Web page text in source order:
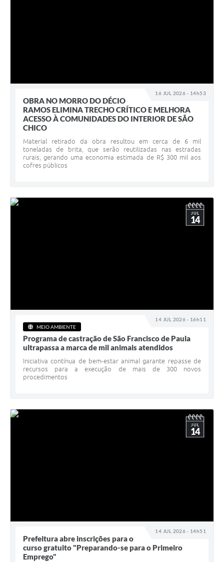
16 JUL 2026 - 14h53
OBRA NO MORRO DO DÉCIO
RAMOS ELIMINA TRECHO CRÍTICO E MELHORA
ACESSO À COMUNIDADES DO INTERIOR DE SÃO
CHICO
Material retirado da obra resultou em cerca de 6 mil
toneladas de brita, que serão reutilizadas nas estradas
rurais, gerando uma economia estimada de R$ 300 mil aos
cofres públicos
14 JUL 2026 - 16h11
JUL
14
MEIO AMBIENTE
Programa de castração de São Francisco de Paula
ultrapassa a marca de mil animais atendidos
Iniciativa contínua de bem-estar animal garante repasse de
recursos para a execução de mais de 300 novos
procedimentos
14 JUL 2026 - 14h51
JUL
14
Prefeitura abre inscrições para o
curso gratuito "Preparando-se para o Primeiro
Emprego"